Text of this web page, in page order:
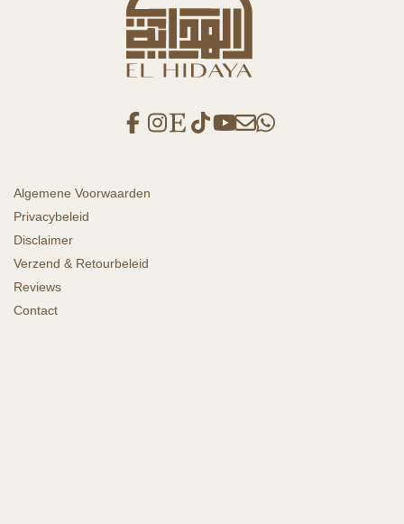
Algemene Voorwaarden
Privacybeleid
Disclaimer
Verzend & Retourbeleid
Reviews
Contact